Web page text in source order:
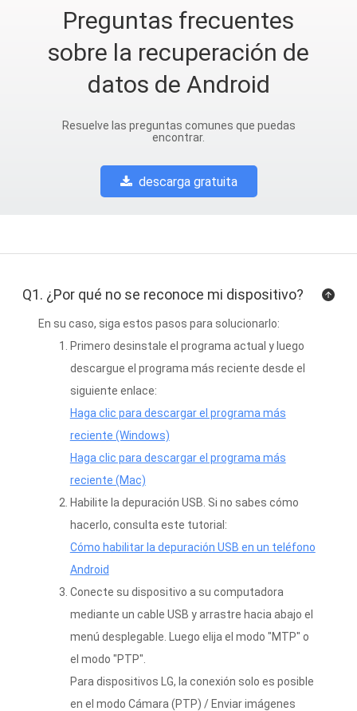
Preguntas frecuentes
sobre la recuperación de
datos de Android
Resuelve las preguntas comunes que puedas
encontrar.
descarga gratuita
Q1. ¿Por qué no se reconoce mi dispositivo?
En su caso, siga estos pasos para solucionarlo:
Primero desinstale el programa actual y luego
descargue el programa más reciente desde el
siguiente enlace:
Haga clic para descargar el programa más
reciente (Windows)
Haga clic para descargar el programa más
reciente (Mac)
Habilite la depuración USB. Si no sabes cómo
hacerlo, consulta este tutorial:
Cómo habilitar la depuración USB en un teléfono
Android
Conecte su dispositivo a su computadora
mediante un cable USB y arrastre hacia abajo el
menú desplegable. Luego elija el modo "MTP" o
el modo "PTP".
Para dispositivos LG, la conexión solo es posible
en el modo Cámara (PTP) / Enviar imágenes